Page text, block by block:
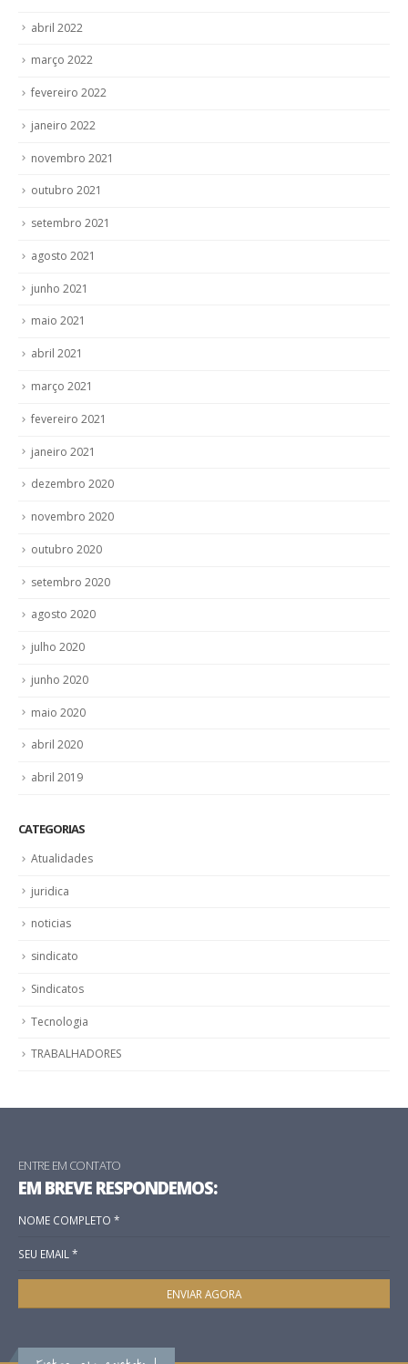
abril 2022
março 2022
fevereiro 2022
janeiro 2022
novembro 2021
outubro 2021
setembro 2021
agosto 2021
junho 2021
maio 2021
abril 2021
março 2021
fevereiro 2021
janeiro 2021
dezembro 2020
novembro 2020
outubro 2020
setembro 2020
agosto 2020
julho 2020
junho 2020
maio 2020
abril 2020
abril 2019
CATEGORIAS
Atualidades
juridica
noticias
sindicato
Sindicatos
Tecnologia
TRABALHADORES
ENTRE EM CONTATO
EM BREVE RESPONDEMOS: